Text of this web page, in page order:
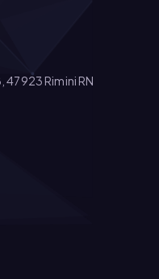
47923 Rimini RN